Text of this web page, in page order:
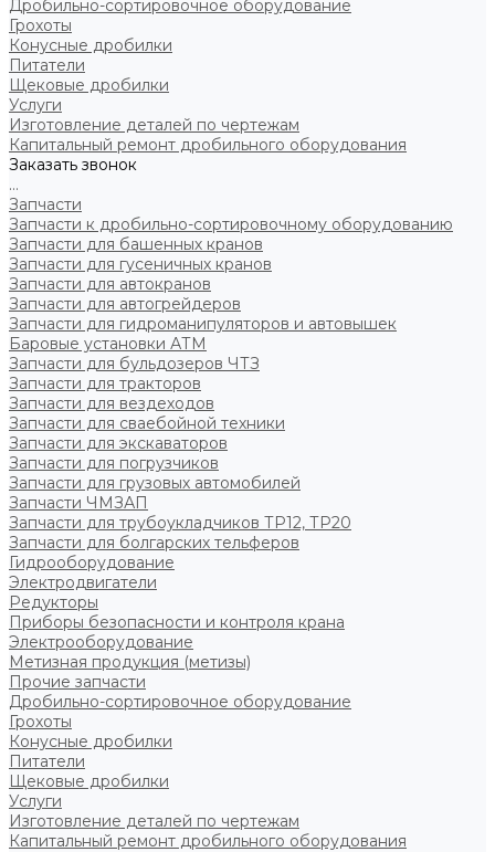
Дробильно-сортировочное оборудование
Грохоты
Конусные дробилки
Питатели
Щековые дробилки
Услуги
Изготовление деталей по чертежам
Капитальный ремонт дробильного оборудования
Заказать звонок
...
Запчасти
Запчасти к дробильно-сортировочному оборудованию
Запчасти для башенных кранов
Запчасти для гусеничных кранов
Запчасти для автокранов
Запчасти для автогрейдеров
Запчасти для гидроманипуляторов и автовышек
Баровые установки АТМ
Запчасти для бульдозеров ЧТЗ
Запчасти для тракторов
Запчасти для вездеходов
Запчасти для сваебойной техники
Запчасти для экскаваторов
Запчасти для погрузчиков
Запчасти для грузовых автомобилей
Запчасти ЧМЗАП
Запчасти для трубоукладчиков ТР12, ТР20
Запчасти для болгарских тельферов
Гидрооборудование
Электродвигатели
Редукторы
Приборы безопасности и контроля крана
Электрооборудование
Метизная продукция (метизы)
Прочие запчасти
Дробильно-сортировочное оборудование
Грохоты
Конусные дробилки
Питатели
Щековые дробилки
Услуги
Изготовление деталей по чертежам
Капитальный ремонт дробильного оборудования